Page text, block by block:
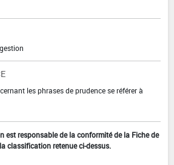
les phrases de prudence se référer à
est responsable de la conformité de la Fiche de
classification retenue ci-dessus.